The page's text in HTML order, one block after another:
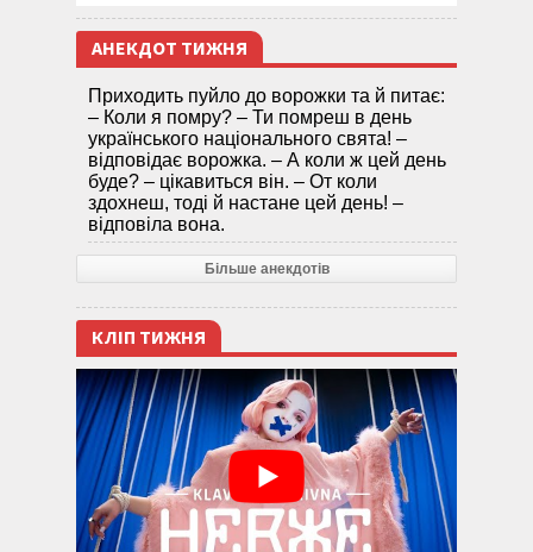
АНЕКДОТ ТИЖНЯ
Приходить пуйло до ворожки та й питає:
– Коли я помру? – Ти помреш в день
українського національного свята! –
відповідає ворожка. – А коли ж цей день
буде? – цікавиться він. – От коли
здохнеш, тоді й настане цей день! –
відповіла вона.
Більше анекдотів
КЛІП ТИЖНЯ